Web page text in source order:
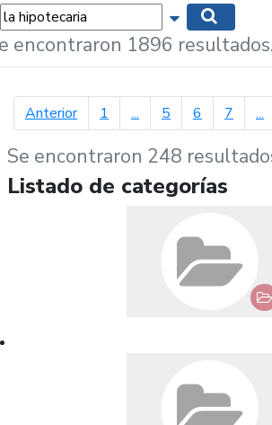
Mostrar
encontraron 1896 resultados.
Anteriorpágina anterior
1 ... 5 6 7 ...
Se encontraron 248
Listado de categorías